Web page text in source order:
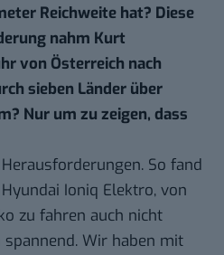
Reichweite hat? Diese
nahm Kurt
von Österreich nach
sieben Länder über
Nur um zu zeigen, dass
So fand
Ioniq Elektro, von
zu fahren auch nicht
Wir haben mit